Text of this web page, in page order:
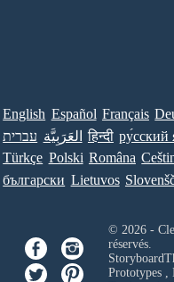
English Español Français
עברית العَرَبِيَّة हिन्दी ру́сский
Türkçe Polski Româna
български Lietuvos
© 2026 -
réservés.
Prototypes ,